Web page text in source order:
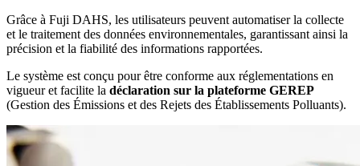
Grâce à Fuji DAHS, les utilisateurs peuvent automatiser la collecte
et le traitement des données environnementales, garantissant ainsi la
précision et la fiabilité des informations rapportées.
Le système est conçu pour être conforme aux réglementations en
vigueur et facilite la déclaration sur la plateforme GEREP
(Gestion des Émissions et des Rejets des Établissements Polluants).